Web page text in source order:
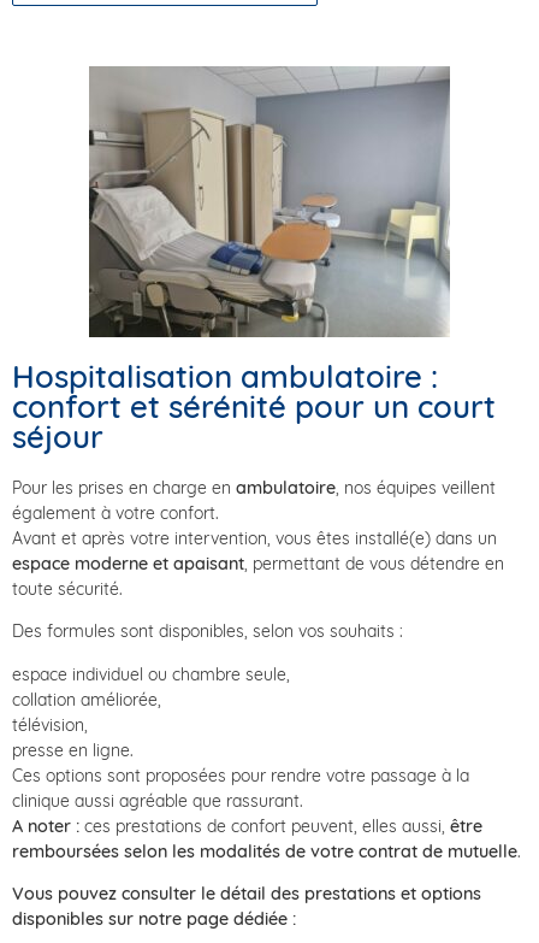
Hospitalisation ambulatoire :
confort et sérénité pour un court
séjour
Pour les prises en charge en ambulatoire, nos équipes veillent
également à votre confort.
Avant et après votre intervention, vous êtes installé(e) dans un
espace moderne et apaisant, permettant de vous détendre en
toute sécurité.
Des formules sont disponibles, selon vos souhaits :
espace individuel ou chambre seule,
collation améliorée,
télévision,
presse en ligne.
Ces options sont proposées pour rendre votre passage à la
clinique aussi agréable que rassurant.
A noter : ces prestations de confort peuvent, elles aussi, être
remboursées selon les modalités de votre contrat de mutuelle.
Vous pouvez consulter le détail des prestations et options
disponibles sur notre page dédiée :